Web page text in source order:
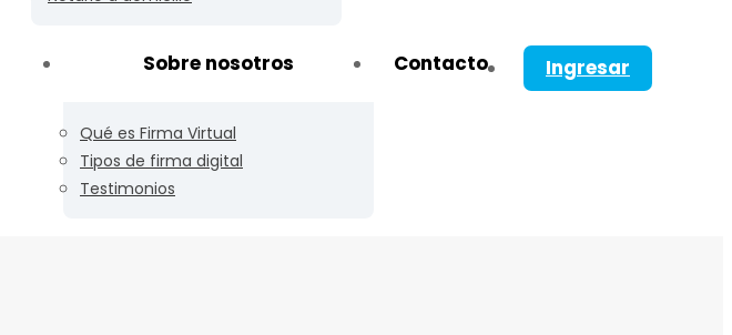
Sobre nosotros
Qué es Firma Virtual
Tipos de firma digital
Testimonios
Contacto Ingresar